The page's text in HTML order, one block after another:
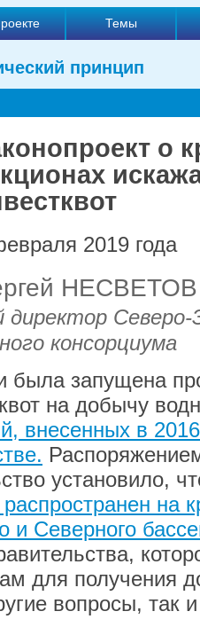
Темы
принцип
о
2019 года
НЕСВЕТОВ
Северо-
консорциума
была запущена
на добычу
внесенных в
установило,
распространен на
и Северного
для получения
вопросы, так